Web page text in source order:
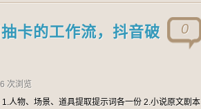
卡的工作流，抖音破
6 次浏览
人物、场景、道具提取提示词各一份 2.小说原文剧本
0